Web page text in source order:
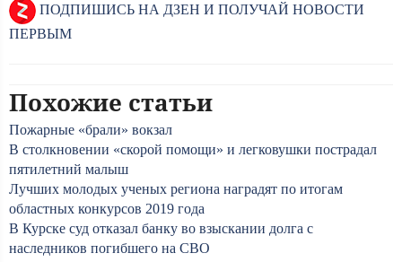
ПОДПИШИСЬ НА ДЗЕН И ПОЛУЧАЙ НОВОСТИ
ПЕРВЫМ
Похожие статьи
Пожарные «брали» вокзал
В столкновении «скорой помощи» и легковушки пострадал
пятилетний малыш
Лучших молодых ученых региона наградят по итогам
областных конкурсов 2019 года
В Курске суд отказал банку во взыскании долга с
наследников погибшего на СВО